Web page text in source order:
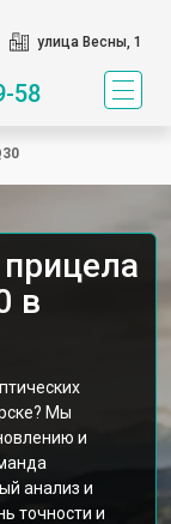
улица Весны, 1
58
в
Мы
и
анализ и
точности и